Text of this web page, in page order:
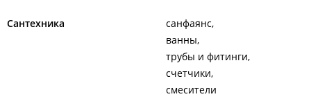
Сантехника
санфаянс
ванны
трубы и фитинги
счетчики
смесители